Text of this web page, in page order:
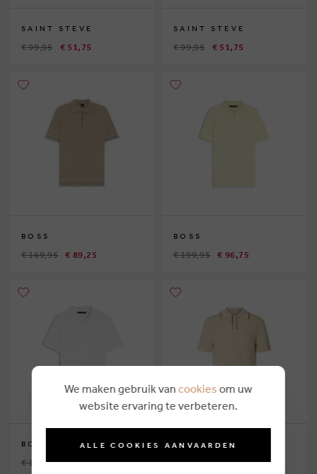
SAINT STEVE
€ 99,95 € 51,75
SAINT STEVE
€ 99,95 € 51,75
BOSS
€ 169,95 € 89,25
BOSS
€ 199,95 € 96,75
BOSS
€ 199,95 € 104,25
SELECTED HOMME
€ 59,99 € 33,75
We maken gebruik van cookies om uw
website ervaring te verbeteren.
ALLE COOKIES AANVAARDEN